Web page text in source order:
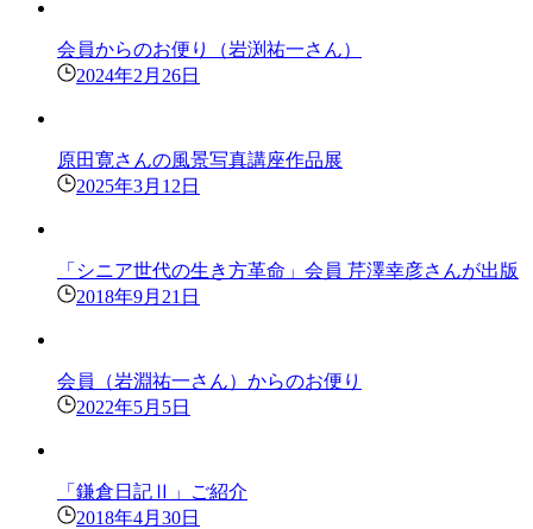
会員からのお便り（岩渕祐一さん）
2024年2月26日
原田寛さんの風景写真講座作品展
2025年3月12日
「シニア世代の生き方革命」会員 芹澤幸彦さんが出版
2018年9月21日
会員（岩淵祐一さん）からのお便り
2022年5月5日
「鎌倉日記Ⅱ」ご紹介
2018年4月30日